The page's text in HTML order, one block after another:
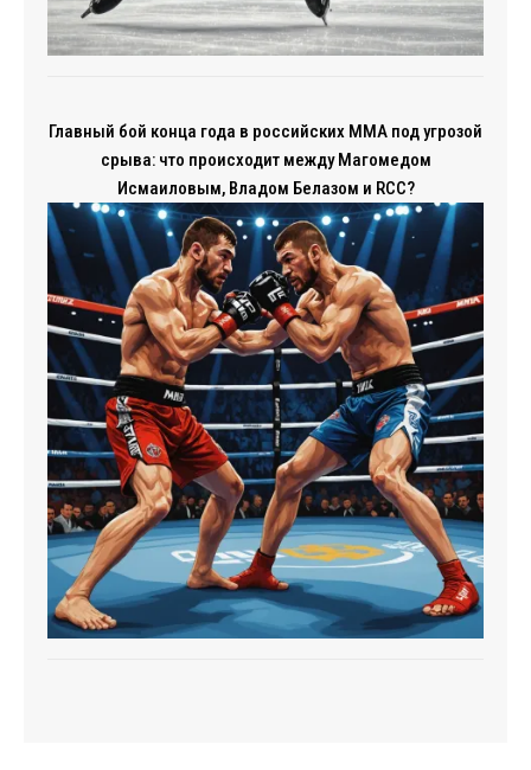
Главный бой конца года в российских ММА под угрозой
срыва: что происходит между Магомедом
Исмаиловым, Владом Белазом и RCC?